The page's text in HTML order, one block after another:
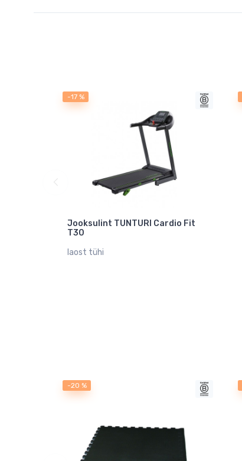
-17 %
Jooksulint TUNTURI Cardio Fit
T30
laost tühi
-20 %